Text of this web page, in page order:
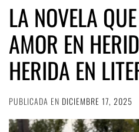
LA NOVELA
AMOR EN
HERIDA EN
PUBLICADA EN DICIEMBRE 17, 2025